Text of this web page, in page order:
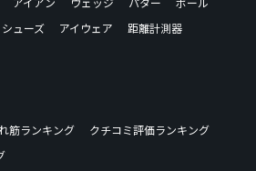
シューズ アイウェア
距離計測器
筋ランキング
クチコミ評価ランキング